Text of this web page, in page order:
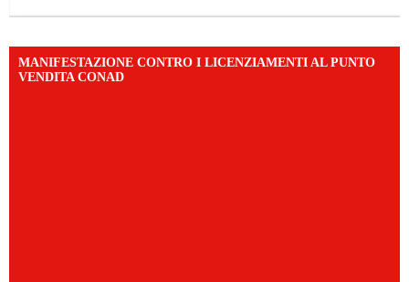
MANIFESTAZIONE CONTRO I LICENZIAMENTI AL PUNTO
VENDITA CONAD